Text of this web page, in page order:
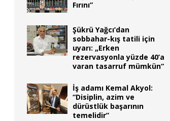
Fırını”
Şükrü Yağcı’dan
sobbahar-kış tatili için
uyarı: „Erken
rezervasyonla yüzde 40’a
varan tasarruf mümkün“
İş adamı Kemal Akyol:
“Disiplin, azim ve
dürüstlük başarının
temelidir”